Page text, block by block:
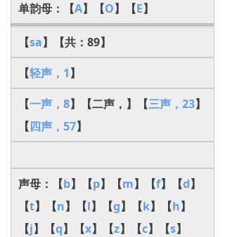
单韵母：【A】【O】【E】
【sa】【共：89】
【轻声，1】
【一声，8】【二声，】【三声，23】
【四声，57】
声母：【b】【p】【m】【f】【d】
【t】【n】【l】【g】【k】【h】
【j】【q】【x】【z】【c】【s】